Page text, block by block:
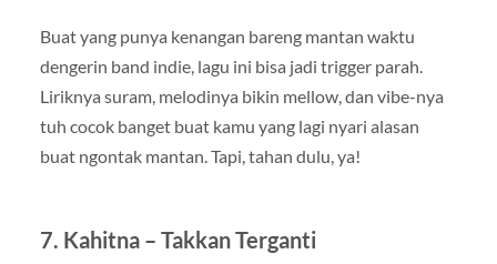
Buat yang punya kenangan bareng mantan waktu
dengerin band indie, lagu ini bisa jadi trigger parah.
Liriknya suram, melodinya bikin mellow, dan vibe-nya
tuh cocok banget buat kamu yang lagi nyari alasan
buat ngontak mantan. Tapi, tahan dulu, ya!
7. Kahitna – Takkan Terganti